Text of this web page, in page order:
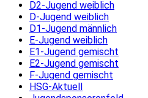
D2-Jugend weiblich
D-Jugend weiblich
D1-Jugend männlich
E-Jugend weiblich
E1-Jugend gemischt
E2-Jugend gemischt
F-Jugend gemischt
HSG-Aktuell